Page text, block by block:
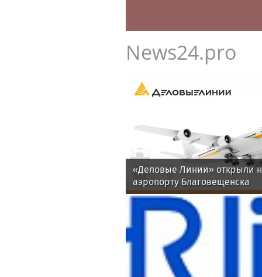
News24.pro
«Деловые Линии» открыли
аэропорту Благовещенска